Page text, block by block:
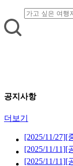
공지사항
더보기
[2025/11/27][
[2025/11/11][
안내 (2026년
[2025/11/11][